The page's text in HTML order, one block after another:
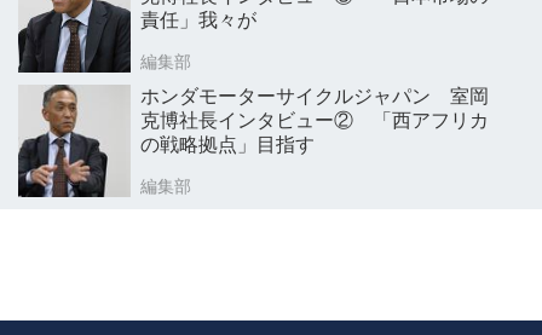
責任」我々が
編集部
ホンダモーターサイクルジャパン 室岡
克博社長インタビュー② 「西アフリカ
の戦略拠点」目指す
編集部